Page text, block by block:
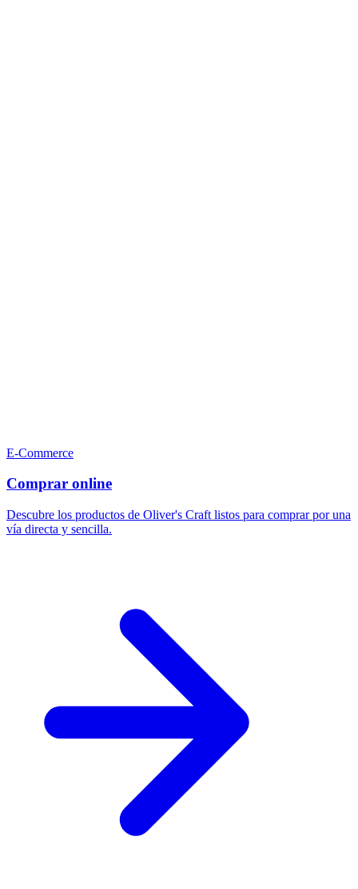
E-Commerce
Comprar online
Descubre los productos de Oliver's Craft listos para comprar por una
vía directa y sencilla.